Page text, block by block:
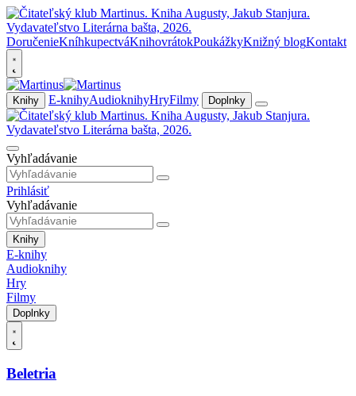
DoručenieKníhkupectváKnihovrátokPoukážkyKnižný blogKontakt
Knihy E-knihyAudioknihyHryFilmy Doplnky
Vyhľadávanie
Prihlásiť
Vyhľadávanie
Knihy
E-knihy
Audioknihy
Hry
Filmy
Doplnky
Beletria